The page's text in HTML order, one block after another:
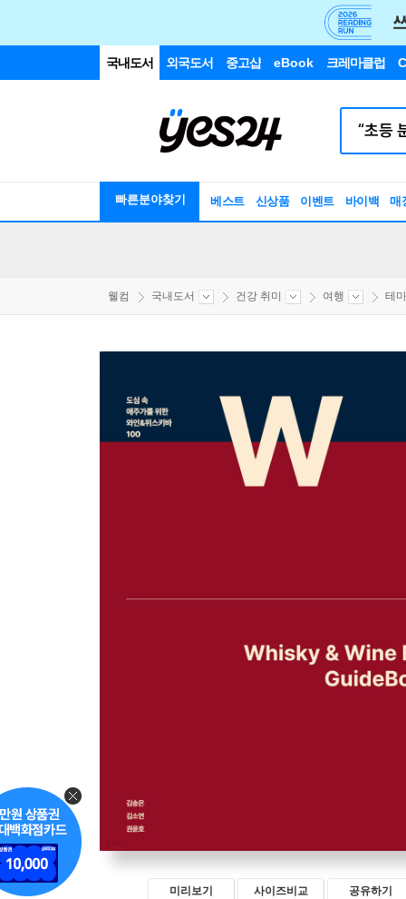
국내도서 외국도서 중고샵 eBook 크레마클럽
빠른분야찾기 베스트 신상품 이벤트 바이백 매
웰컴 국내도서 건강 취미 여행 테
미리보기 사이즈비교 공유하기